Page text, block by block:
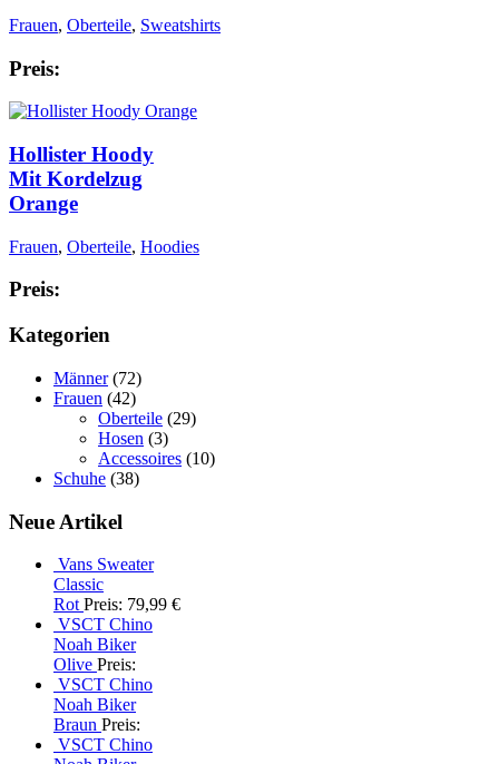
Frauen, Oberteile, Sweatshirts
Preis:
Hollister Hoody
Mit Kordelzug
Orange
Frauen, Oberteile, Hoodies
Preis:
Kategorien
Männer (72)
Frauen (42)
Oberteile (29)
Hosen (3)
Accessoires (10)
Schuhe (38)
Neue Artikel
Vans Sweater
Classic
Rot Preis: 79,99 €
VSCT Chino
Noah Biker
Olive Preis:
VSCT Chino
Noah Biker
Braun Preis:
VSCT Chino